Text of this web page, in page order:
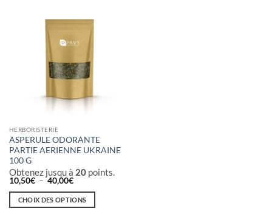
HERBORISTERIE
ASPERULE ODORANTE
PARTIE AERIENNE UKRAINE
100 G
Obtenez jusqu à 20points.
10,50€ – 40,00€Plage
prix :
10,50€
CHOIX DES OPTIONS